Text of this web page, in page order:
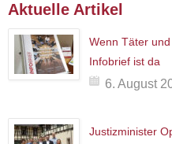
Aktuelle Artikel
Wenn Täter
Infobrief ist da
6. August
Justizminister